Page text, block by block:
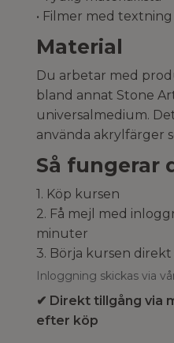
• Filmer med textning
Material
Du arbetar med
bland annat Stone
universalmedium.
använda akrylfärger
Så fungerar
1. Köp kursen
2. Få mejl med
minuter
3. Börja kursen
Inloggning skickas via
✔ Direkt tillgång
efter köp